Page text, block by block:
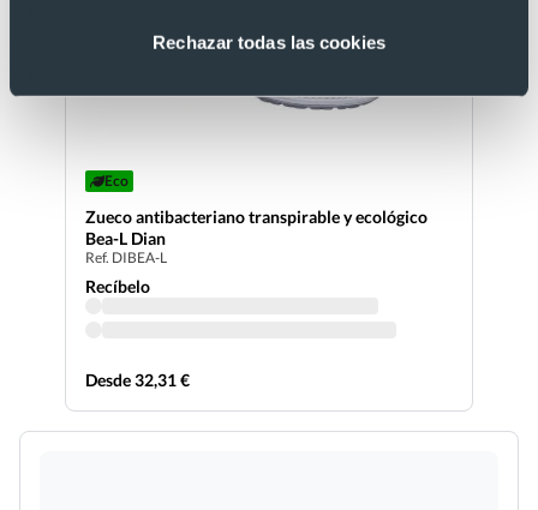
Rechazar todas las cookies
Eco
Zueco antibacteriano transpirable y ecológico
Bea-L Dian
Ref. DIBEA-L
Recíbelo
Desde 32,31 €